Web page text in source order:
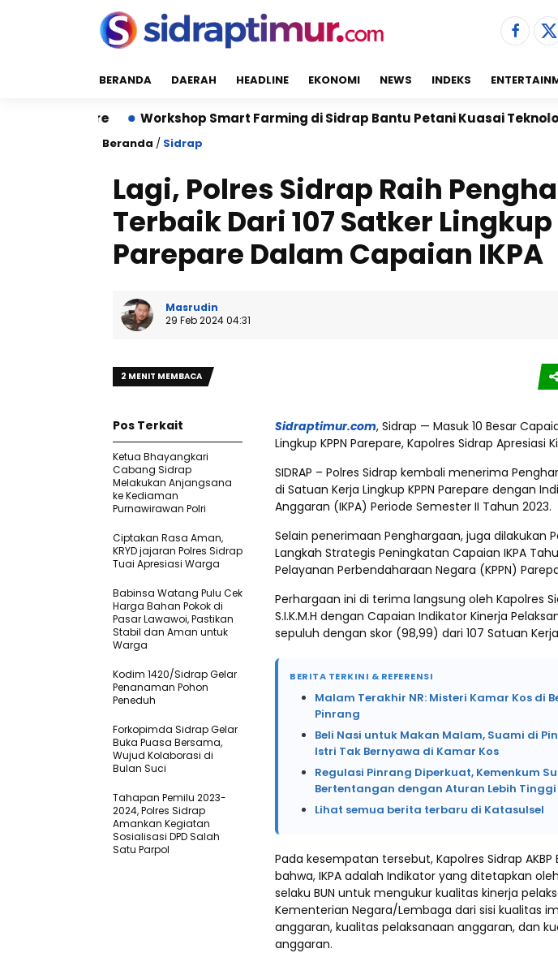
BERANDA DAERAH HEADLINE EKONOMI NEWS INDEKS
Workshop Smart Farming di Sidrap Bantu Petani Kuasai Teknologi
Beranda / Sidrap
Lagi, Polres Sidrap Raih
Terbaik Dari 107 Satker Lingkup
Parepare Dalam Capaian IKPA
Masrudin
29 Feb 2024 04:31
2 MENIT MEMBACA
Sidraptimur.com, Sidrap — Masuk 10 Besar
Lingkup KPPN Parepare, Kapolres Sidrap Apresiasi
SIDRAP – Polres Sidrap kembali menerima
di Satuan Kerja Lingkup KPPN Parepare dengan
Anggaran (IKPA) Periode Semester II Tahun 2023.
Selain penerimaan Penghargaan, juga dilakukan
Langkah Strategis Peningkatan Capaian IKPA
Pelayanan Perbendaharaan Negara (KPPN)
Perhargaan ini di terima langsung oleh Kapolres
S.I.K.M.H dengan Capaian Indikator Kinerja
sepuluh dengan skor (98,99) dari 107 Satuan Kerja
BERITA TERKINI & REFERENSI
Malam Terakhir NR: Misteri Kamar Kos di
Pinrang
Beli Nasi untuk Makan Malam, Suami di
Istri Tak Bernyawa di Kamar Kos
Regulasi Pinrang Diperkuat, Kemenkum
Bertentangan dengan Aturan Lebih Tinggi
Lihat semua berita terbaru di Katasulsel
Pada kesempatan tersebut, Kapolres Sidrap
bahwa, IKPA adalah Indikator yang ditetapkan
selaku BUN untuk mengukur kualitas kinerja
Kementerian Negara/Lembaga dari sisi kualitas
anggaran, kualitas pelaksanaan anggaran, dan
anggaran.
Pos Terkait
Ketua Bhayangkari
Cabang Sidrap
Melakukan Anjangsana
ke Kediaman
Purnawirawan Polri
Ciptakan Rasa Aman,
KRYD jajaran Polres Sidrap
Tuai Apresiasi Warga
Babinsa Watang Pulu Cek
Harga Bahan Pokok di
Pasar Lawawoi, Pastikan
Stabil dan Aman untuk
Warga
Kodim 1420/Sidrap Gelar
Penanaman Pohon
Peneduh
Forkopimda Sidrap Gelar
Buka Puasa Bersama,
Wujud Kolaborasi di
Bulan Suci
Tahapan Pemilu 2023-
2024, Polres Sidrap
Amankan Kegiatan
Sosialisasi DPD Salah
Satu Parpol